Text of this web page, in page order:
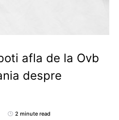
afla de la Ovb
despre
2 minute read